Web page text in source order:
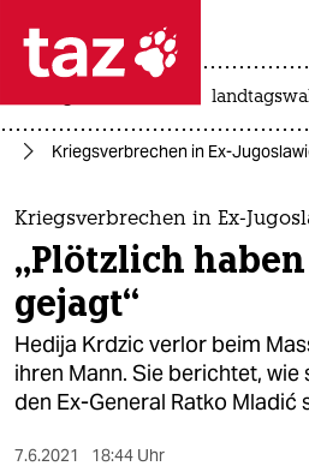
 taz zahl ich
taz zahl ich
themen
politik
öko
gesellschaft
Kriegsverbrechen in Ex-
Kriegsverbrechen in Ex-
„Plötzlich
gejagt“
Hedija Krdzic verlor beim
ihren Mann. Sie berichtet,
den Ex-General Ratko Mladić
7.6.2021 18:44 Uhr